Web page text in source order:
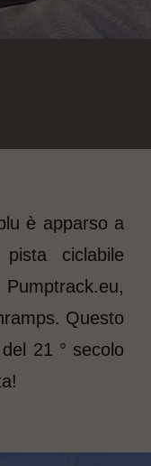
è apparso a
ciclabile
Questo
21 ° secolo